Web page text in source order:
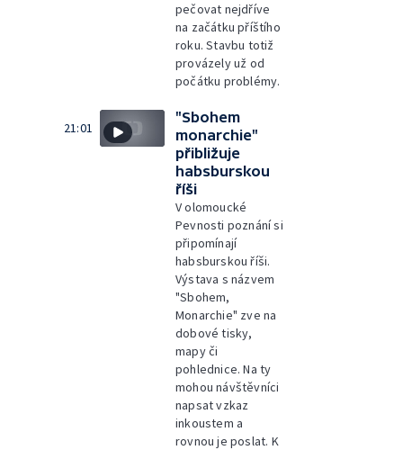
pečovat nejdříve
na začátku příštího
roku. Stavbu totiž
provázely už od
počátku problémy.
21:01
"Sbohem
monarchie"
přibližuje
habsburskou
říši
V olomoucké
Pevnosti poznání si
připomínají
habsburskou říši.
Výstava s názvem
"Sbohem,
Monarchie" zve na
dobové tisky,
mapy či
pohlednice. Na ty
mohou návštěvníci
napsat vzkaz
inkoustem a
rovnou je poslat. K